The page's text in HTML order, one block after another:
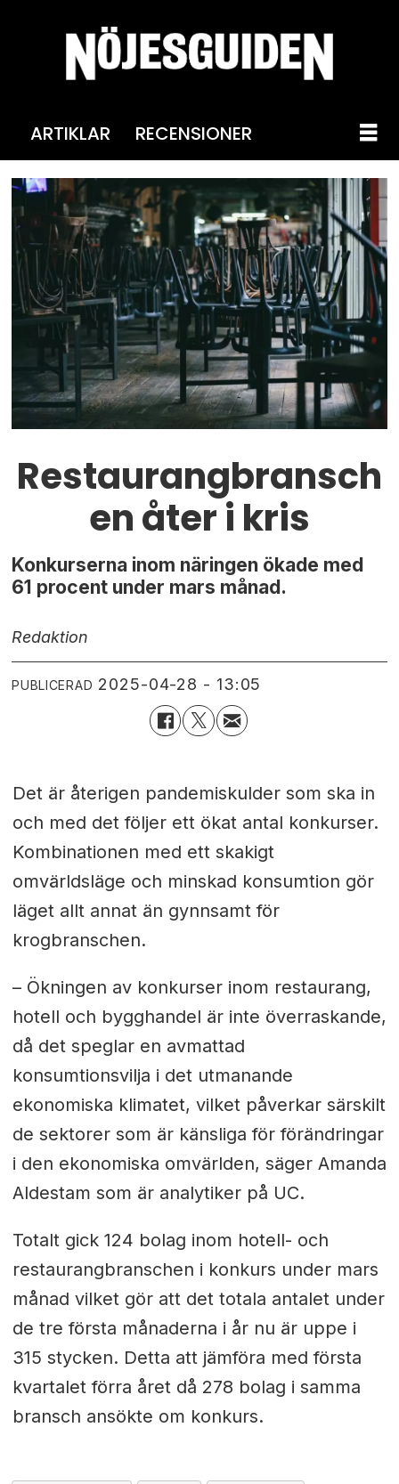
ARTIKLAR RECENSIONER
Restaurangbransch
en åter i kris
Konkurserna inom näringen ökade med
61 procent under mars månad.
Redaktion
PUBLICERAD 2025-04-28 - 13:05
Det är återigen pandemiskulder som ska in
och med det följer ett ökat antal konkurser.
Kombinationen med ett skakigt
omvärldsläge och minskad konsumtion gör
läget allt annat än gynnsamt för
krogbranschen.
– Ökningen av konkurser inom restaurang,
hotell och bygghandel är inte överraskande,
då det speglar en avmattad
konsumtionsvilja i det utmanande
ekonomiska klimatet, vilket påverkar särskilt
de sektorer som är känsliga för förändringar
i den ekonomiska omvärlden, säger Amanda
Aldestam som är analytiker på UC.
Totalt gick 124 bolag inom hotell- och
restaurangbranschen i konkurs under mars
månad vilket gör att det totala antalet under
de tre första månaderna i år nu är uppe i
315 stycken. Detta att jämföra med första
kvartalet förra året då 278 bolag i samma
bransch ansökte om konkurs.